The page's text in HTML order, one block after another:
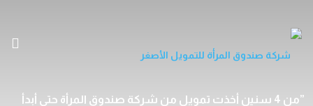
الرئيسيةمن 4 سنين أخذت تمويل من شركة صندوق المرأة حتى أبدأ